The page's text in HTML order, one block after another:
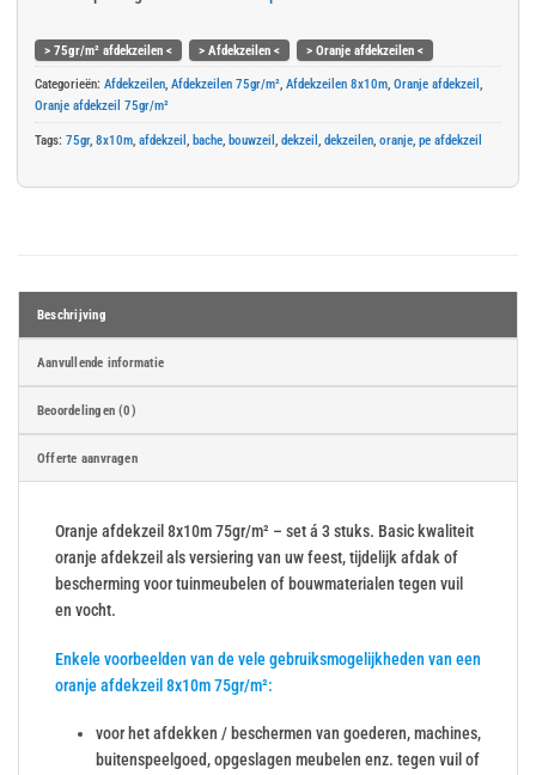
> 75gr/m² afdekzeilen < > Afdekzeilen <
> Oranje afdekzeilen <
Categorieën: Afdekzeilen, Afdekzeilen 75gr/m², Afdekzeilen 8x10m, Oranje afdekzeil ,
Oranje afdekzeil 75gr/m²
Tags: 75gr, 8x10m, afdekzeil , bache, bouwzeil , dekzeil , dekzeilen, oranje, pe afdekzeil
Beschrijving
Aanvullende informatie
Beoordelingen (0)
Offerte aanvragen
Oranje afdekzeil 8x10m 75gr/m² – set á 3 stuks. Basic kwaliteit
oranje afdekzeil als versiering van uw feest, tijdelijk afdak of
bescherming voor tuinmeubelen of bouwmaterialen tegen vuil
en vocht.
Enkele voorbeelden van de vele gebruiksmogelijkheden van een
oranje afdekzeil 8x10m 75gr/m²:
voor het afdekken / beschermen van goederen, machines,
buitenspeelgoed, opgeslagen meubelen enz. tegen vuil of